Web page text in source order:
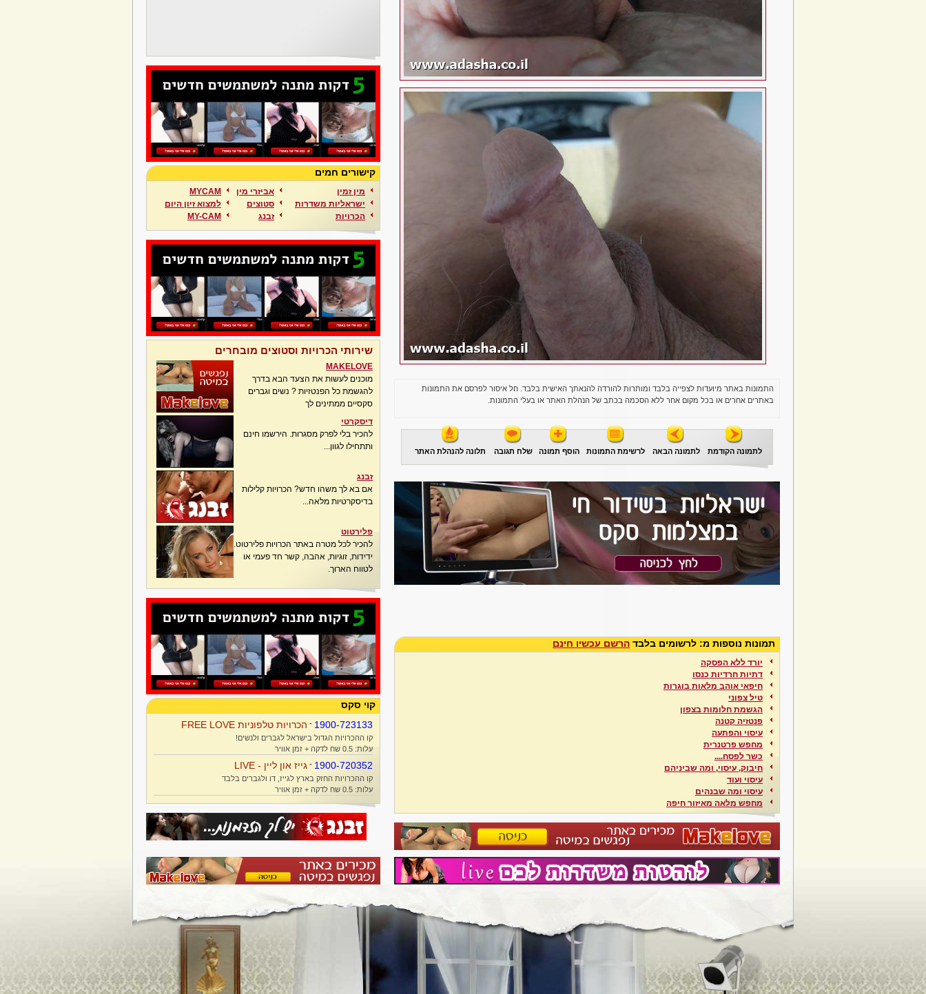
התמונות באתר מיועדות לצפייה בלבד ומותרות להורדה להנאתך האישית בלבד. חל איסור לפרסם את התמונות
באתרים אחרים או בכל מקום אחר ללא הסכמה בכתב של הנהלת האתר או בעלי התמונות.
לתמונה הקודמת לתמונה הבאה לרשימת התמונות הוסף תמונה שלח תגובה תלונה להנהלת האתר
תמונות נוספות מ: לרשומים בלבד הרשם עכשיו חינם
יורד ללא הפסקה
דתיות חרדיות כנסו
חיפאי אוהב מלאות בוגרות
טיל צפוני
הגשמת חלומות בצפון
פנטזיה קטנה
עיסוי והפתעה
מחפש פרטנרית
כשר לפסח....
חיבוק, עיסוי, ומה שביניהם
עיסוי ועוד
עיסוי ומה שבנהים
מחפש מלאה מאיזור חיפה
קישורים חמים
מין זמין
ישראליות משדרות
הכרויות
אביזרי מין
סטוצים
זבנג
MYCAM
למצוא זיון היום
MY-CAM
שירותי הכרויות וסטוצים מובחרים
MAKELOVE
מוכנים לעשות את הצעד הבא בדרך
להגשמת כל הפנטזיות ? נשים וגברים
סקסיים ממתינים לך
דיסקרטי
להכיר בלי לפרק מסגרות. הירשמו חינם
ותתחילו לגוון...
זבנג
אם בא לך משהו חדש? הכרויות קלילות
בדיסקרטיות מלאה...
פלירטוט
להכיר לכל מטרה באתר הכרויות פלירטוט.
ידידות, זוגיות, אהבה, קשר חד פעמי או
לטווח הארוך.
קוי סקס
1900-723133
- הכרויות טלפוניות FREE LOVE
קו ההכרויות הגדול בישראל לגברים ולנשים!
עלות: 0.5 שח לדקה + זמן אוויר
1900-720352
- גייז און ליין - LIVE
קו ההכרויות החזק בארץ לגייז, דו ולגברים בלבד
עלות: 0.5 שח לדקה + זמן אוויר